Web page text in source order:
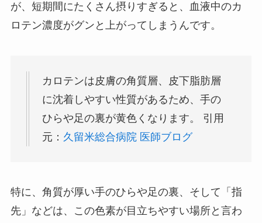
が、短期間にたくさん摂りすぎると、血液中のカ
ロテン濃度がグンと上がってしまうんです。
カロテンは皮膚の角質層、皮下脂肪層
に沈着しやすい性質があるため、手の
ひらや足の裏が黄色くなります。 引用
元： 久留米総合病院 医師ブログ
特に、角質が厚い手のひらや足の裏、そして「指
先」などは、この色素が目立ちやすい場所と言わ